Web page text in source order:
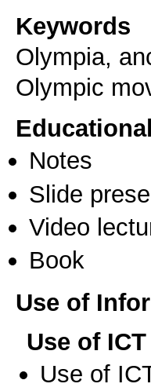
Keywords
Olympia,
Olympic
Notes
Slide
Video
Book
Use of
Use of ICT
Use of